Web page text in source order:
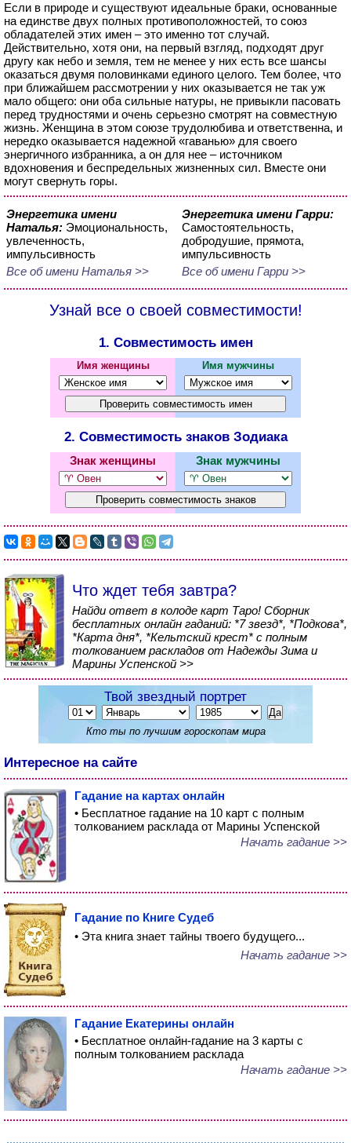
Если в природе и существуют идеальные браки, основанные
на единстве двух полных противоположностей, то союз
обладателей этих имен – это именно тот случай.
Действительно, хотя они, на первый взгляд, подходят друг
другу как небо и земля, тем не менее у них есть все шансы
оказаться двумя половинками единого целого. Тем более, что
при ближайшем рассмотрении у них оказывается не так уж
мало общего: они оба сильные натуры, не привыкли пасовать
перед трудностями и очень серьезно смотрят на совместную
жизнь. Женщина в этом союзе трудолюбива и ответственна, и
нередко оказывается надежной «гаванью» для своего
энергичного избранника, а он для нее – источником
вдохновения и беспредельных жизненных сил. Вместе они
могут свернуть горы.
Энергетика имени
Наталья: Эмоциональность,
увлеченность,
импульсивность
Все об имени Наталья >>
Энергетика имени Гарри:
Самостоятельность,
добродушие, прямота,
импульсивность
Все об имени Гарри >>
Узнай все о своей совместимости!
1. Совместимость имен
Имя женщины Имя мужчины
2. Совместимость знаков Зодиака
Знак женщины Знак мужчины
Что ждет тебя завтра?
Найди ответ в колоде карт Таро! Сборник
бесплатных онлайн гаданий: *7 звезд*, *Подкова*,
*Карта дня*, *Кельтский крест* с полным
толкованием раскладов от Надежды Зима и
Марины Успенской >>
Твой звездный портрет
Кто ты по лучшим гороскопам мира
Интересное на сайте
Гадание на картах онлайн
• Бесплатное гадание на 10 карт с полным
толкованием расклада от Марины Успенской
Начать гадание >>
Гадание по Книге Судеб
• Эта книга знает тайны твоего будущего...
Начать гадание >>
Гадание Екатерины онлайн
• Бесплатное онлайн-гадание на 3 карты с
полным толкованием расклада
Начать гадание >>